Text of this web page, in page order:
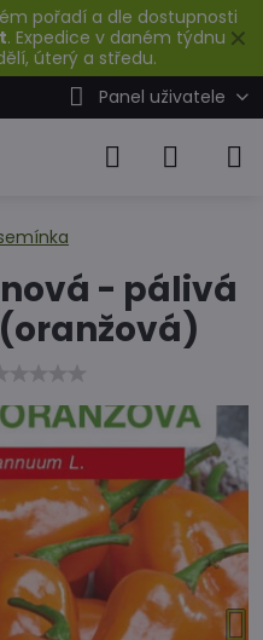
✕
pořadí a dle dostupnosti
. Expedice v daném týdnu
úterý a středu.
Panel uživatele
- pálivá